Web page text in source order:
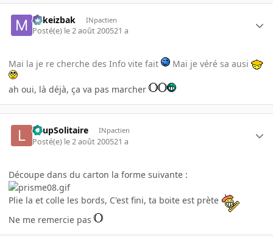
Mikeizbak INpactien
Posté(e) le 2 août 200521 a
Mai la je re cherche des Info vite fait Mai je véré sa ausi
ah oui, là déjà, ça va pas marcher
LoupSolitaire INpactien
Posté(e) le 2 août 200521 a
Découpe dans du carton la forme suivante :
Plie la et colle les bords, C'est fini, ta boite est prète
Ne me remercie pas